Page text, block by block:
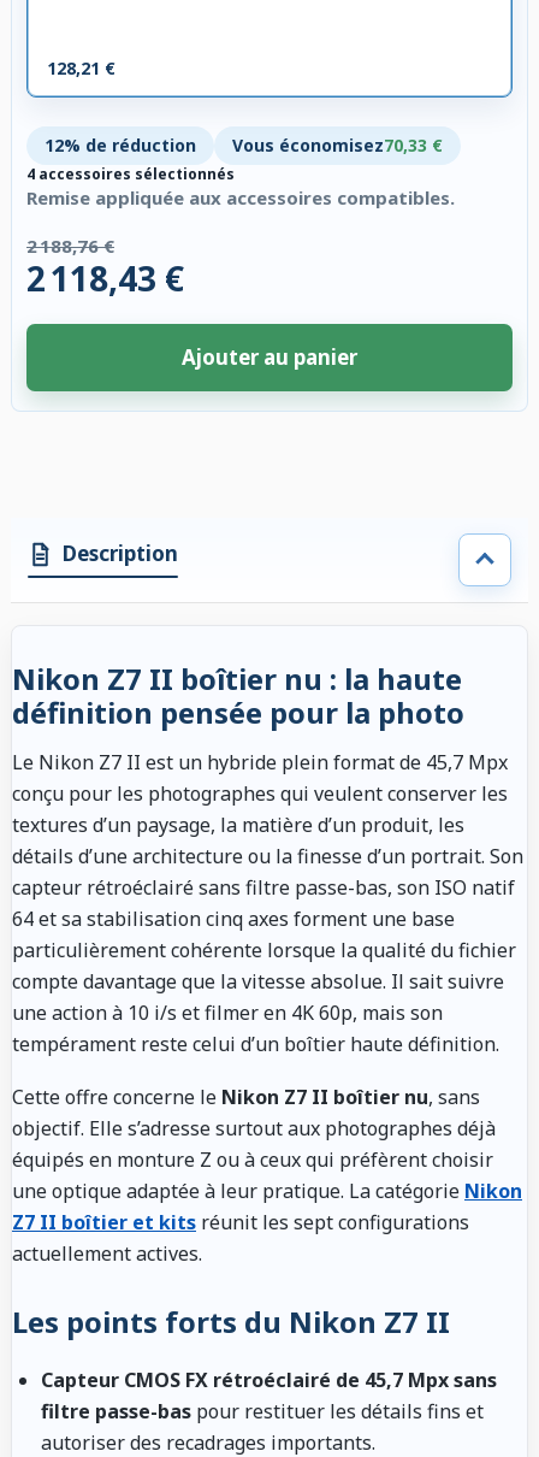
128,21 €
12% de réduction Vous économisez70,33 €
4 accessoires sélectionnés
Remise appliquée aux accessoires compatibles.
2 188,76 €
2 118,43 €
Ajouter au panier
Description
Nikon Z7 II boîtier nu : la haute
définition pensée pour la photo
Le Nikon Z7 II est un hybride plein format de 45,7 Mpx
conçu pour les photographes qui veulent conserver les
textures d’un paysage, la matière d’un produit, les
détails d’une architecture ou la finesse d’un portrait. Son
capteur rétroéclairé sans filtre passe-bas, son ISO natif
64 et sa stabilisation cinq axes forment une base
particulièrement cohérente lorsque la qualité du fichier
compte davantage que la vitesse absolue. Il sait suivre
une action à 10 i/s et filmer en 4K 60p, mais son
tempérament reste celui d’un boîtier haute définition.
Cette offre concerne le Nikon Z7 II boîtier nu, sans
objectif. Elle s’adresse surtout aux photographes déjà
équipés en monture Z ou à ceux qui préfèrent choisir
une optique adaptée à leur pratique. La catégorie Nikon
Z7 II boîtier et kits réunit les sept configurations
actuellement actives.
Les points forts du Nikon Z7 II
Capteur CMOS FX rétroéclairé de 45,7 Mpx sans
filtre passe-bas pour restituer les détails fins et
autoriser des recadrages importants.